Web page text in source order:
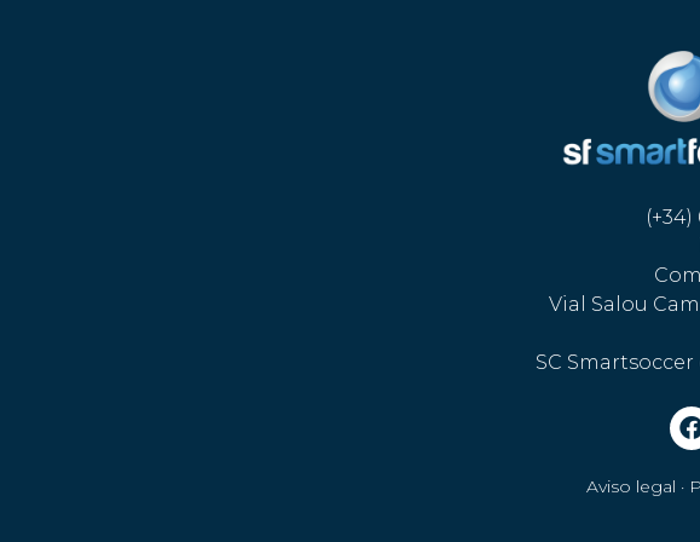
(+34)
Vial Salou
SC
Aviso legal ·